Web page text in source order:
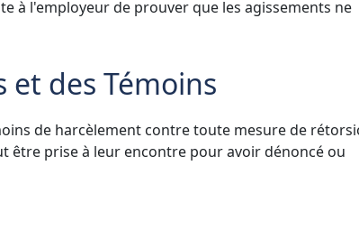
à l'employeur de prouver que les agissements ne
et des Témoins
de harcèlement contre toute mesure de
être prise à leur encontre pour avoir dénoncé ou